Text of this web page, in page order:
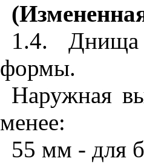
1.4. Днища
формы.
Наружная
менее:
55 мм - для